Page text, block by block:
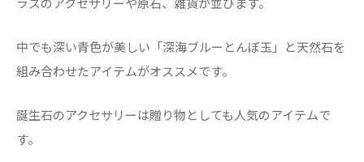
中でも深い青色が美しい「深海ブルーとんぼ玉」と天然石を
組み合わせたアイテムがオススメです。
誕生石のアクセサリーは贈り物としても人気のアイテムで
す。